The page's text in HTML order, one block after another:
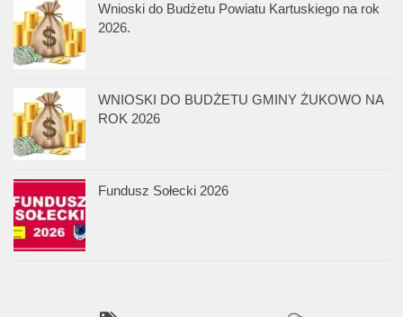
Wnioski do Budżetu Powiatu Kartuskiego na rok
2026.
WNIOSKI DO BUDŻETU GMINY ŻUKOWO NA
ROK 2026
Fundusz Sołecki 2026